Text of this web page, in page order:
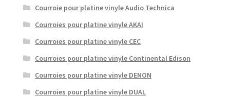
Courroie pour platine vinyle Audio Technica
Courroies pour platine vinyle AKAI
Courroies pour platine vinyle CEC
Courroies pour platine vinyle Continental Edison
Courroies pour platine vinyle DENON
Courroies pour platine vinyle DUAL